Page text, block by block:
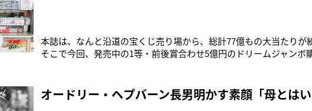
本誌は、なんと沿道の宝くじ売り場から、総計77億もの大当たり
そこで今回、発売中の1等・前後賞合わせ5億円のドリームジャンボ
かけてみてはーー。 【甲州街道】（東京都） 最初に紹介するのは
オードリー・ヘプバーン長男明かす素顔「母とはい